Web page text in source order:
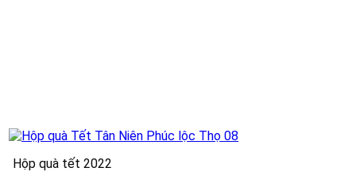
Hộp quà tết 2022